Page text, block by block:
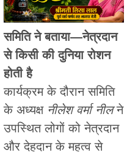
समिति ने बताया—नेत्रदान
से किसी की दुनिया रोशन
होती है
कार्यक्रम के दौरान समिति
के अध्यक्ष नीलेश वर्मा नीलने
उपस्थित लोगों को नेत्रदान
और देहदान के महत्व से